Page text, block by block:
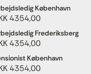
København
4354,00
Frederiksberg
4354,00
København
4354,00